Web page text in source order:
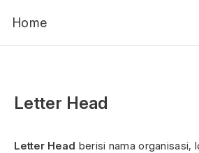
Home
Letter Head
Letter Head berisi nama organisasi,